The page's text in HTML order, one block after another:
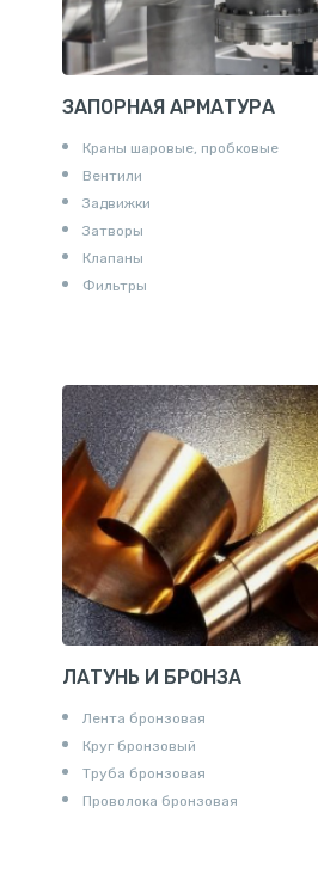
ЗАПОРНАЯ АРМАТУРА
Краны шаровые, пробковые
Вентили
Задвижки
Затворы
Клапаны
Фильтры
ЛАТУНЬ И БРОНЗА
Лента бронзовая
Круг бронзовый
Труба бронзовая
Проволока бронзовая